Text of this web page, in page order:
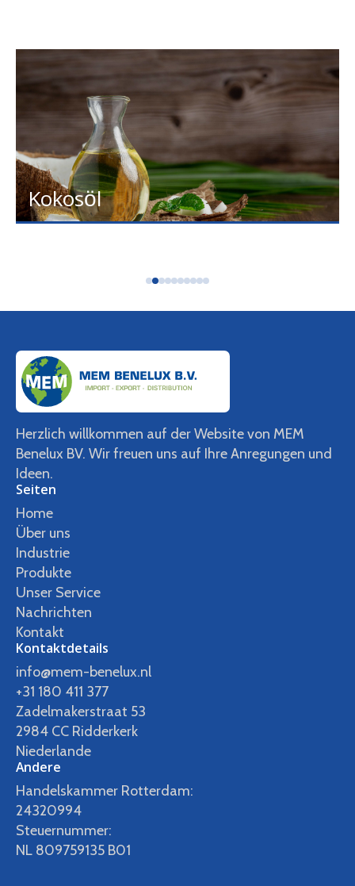
Kokosöl
Herzlich willkommen auf der Website von MEM
Benelux BV. Wir freuen uns auf Ihre Anregungen und
Ideen.
Seiten
Home
Über uns
Industrie
Produkte
Unser Service
Nachrichten
Kontakt
Kontaktdetails
info@mem-benelux.nl
+31 180 411 377
Zadelmakerstraat 53
2984 CC Ridderkerk
Niederlande
Andere
Handelskammer Rotterdam:
24320994
Steuernummer:
NL 809759135 B01